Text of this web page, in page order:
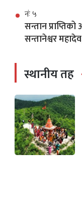
नंः ५
सन्तान
सन्तानेश्वर
स्थानीय तह